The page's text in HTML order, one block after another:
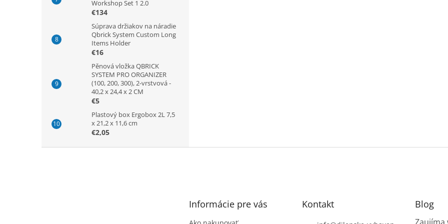
Workshop Set 1 2.0
€134
Súprava držiakov na náradie
Qbrick System Custom Long
Items Holder
€16
Pěnová vložka QBRICK
SYSTEM PRO ORGANIZER
(100, 200, 300), 2-vrstvová -
40,2 x 24,4 x 2 CM
€5
Plastový box Ergobox 2L 7,5
x 21,2 x 11,6 cm
€2,05
Informácie pre vás Kontakt Blog